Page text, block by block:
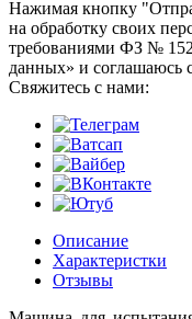
Нажимая кнопку
на обработку своих
требованиями ФЗ №
данных» и соглашаюсь
Cвяжитесь с нами:
Описание
Характеристки
Отзывы